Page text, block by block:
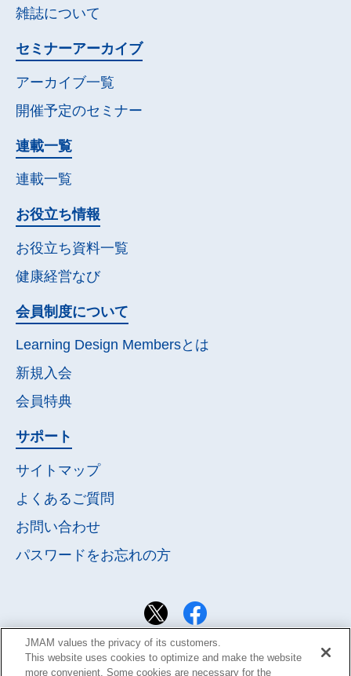
雑誌について
セミナーアーカイブ
アーカイブ一覧
開催予定のセミナー
連載一覧
連載一覧
お役立ち情報
お役立ち資料一覧
健康経営なび
会員制度について
Learning Design Membersとは
新規入会
会員特典
サポート
サイトマップ
よくあるご質問
お問い合わせ
パスワードをお忘れの方
JMAM values the privacy of its customers.
This website uses cookies to optimize and make the website
more convenient. Some cookies are necessary for the